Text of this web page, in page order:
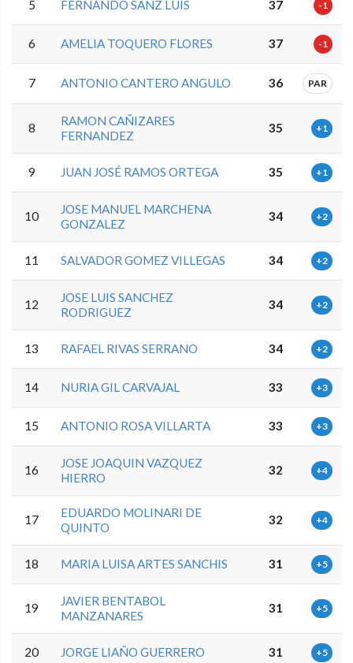
5 FERNANDO SANZ LUIS 37 -1
6 AMELIA TOQUERO FLORES 37 -1
7 ANTONIO CANTERO ANGULO 36 PAR
8
RAMON CAÑIZARES
FERNANDEZ
35 +1
9 JUAN JOSÉ RAMOS ORTEGA 35 +1
10
JOSE MANUEL MARCHENA
GONZALEZ
34 +2
11 SALVADOR GOMEZ VILLEGAS 34 +2
12
JOSE LUIS SANCHEZ
RODRIGUEZ
34 +2
13 RAFAEL RIVAS SERRANO 34 +2
14 NURIA GIL CARVAJAL 33 +3
15 ANTONIO ROSA VILLARTA 33 +3
16
JOSE JOAQUIN VAZQUEZ
HIERRO
32 +4
17
EDUARDO MOLINARI DE
QUINTO
32 +4
18 MARIA LUISA ARTES SANCHIS 31 +5
19
JAVIER BENTABOL
MANZANARES
31 +5
20 JORGE LIAÑO GUERRERO 31 +5